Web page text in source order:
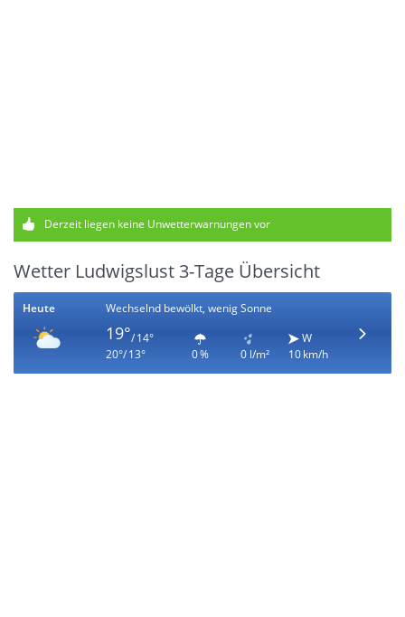
Derzeit liegen keine Unwetterwarnungen vor
Wetter Ludwigslust 3-Tage Übersicht
Heute Wechselnd bewölkt, wenig Sonne
19°/ 14°
20°/ 13°
0 % 0 l/m²
W
10 km/h